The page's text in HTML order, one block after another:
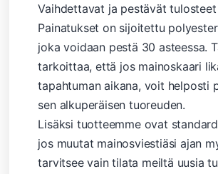
Vaihdettavat ja pestävät tulosteet
Painatukset on sijoitettu
joka voidaan pestä 30 asteessa.
tarkoittaa, että jos mainoskaari
tapahtuman aikana, voit helposti
sen alkuperäisen tuoreuden.
Lisäksi tuotteemme ovat
jos muutat mainosviestiäsi ajan
tarvitsee vain tilata meiltä uusia